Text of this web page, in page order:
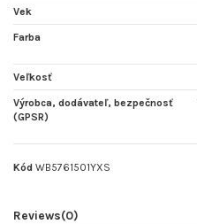
Vek
Farba
Veľkosť
Výrobca, dodávateľ, bezpečnosť
(GPSR)
Kód WB5761501YXS
Reviews(0)